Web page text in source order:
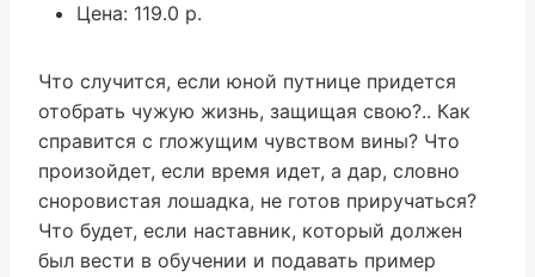
Цена: 119.0 р.
Что случится, если юной путнице придется
отобрать чужую жизнь, защищая свою?.. Как
справится с гложущим чувством вины? Что
произойдет, если время идет, а дар, словно
сноровистая лошадка, не готов приручаться?
Что будет, если наставник, который должен
был вести в обучении и подавать пример